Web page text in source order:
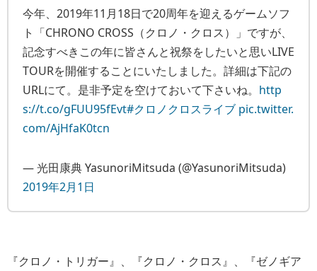
今年、2019年11月18日で20周年を迎えるゲームソフ
ト「CHRONO CROSS（クロノ・クロス）」ですが、
記念すべきこの年に皆さんと祝祭をしたいと思いLIVE
TOURを開催することにいたしました。詳細は下記の
URLにて。是非予定を空けておいて下さいね。 http
s://t.co/gFUU95fEvt#クロノクロスライブ pic.twitter.
com/AjHfaK0tcn
— 光田康典 YasunoriMitsuda (@YasunoriMitsuda)
2019年2月1日
『クロノ・トリガー』、『クロノ・クロス』、『ゼノギア